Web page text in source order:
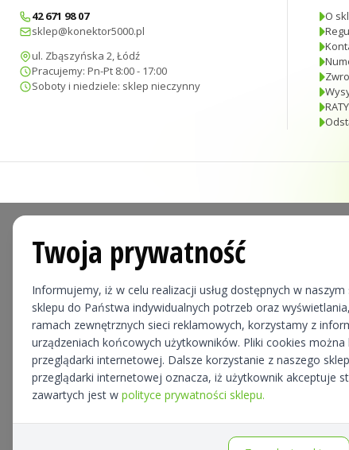
42 671 98 07
sklep@konektor5000.pl
ul. Zbąszyńska 2, Łódź
Pracujemy: Pn-Pt 8:00 - 17:00
Soboty i niedziele: sklep nieczynny
O
Twoja prywatność
Informujemy, iż w celu realizacji usług dostępnych w
sklepu do Państwa indywidualnych potrzeb oraz
ramach zewnętrznych sieci reklamowych, korzystamy z
urządzeniach końcowych użytkowników. Pliki cookies
przeglądarki internetowej. Dalsze korzystanie z naszego
przeglądarki internetowej oznacza, iż użytkownik akceptuje
zawartych jest w polityce prywatności sklepu.